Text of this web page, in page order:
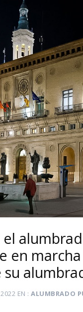
en
EN ALUMBRADO